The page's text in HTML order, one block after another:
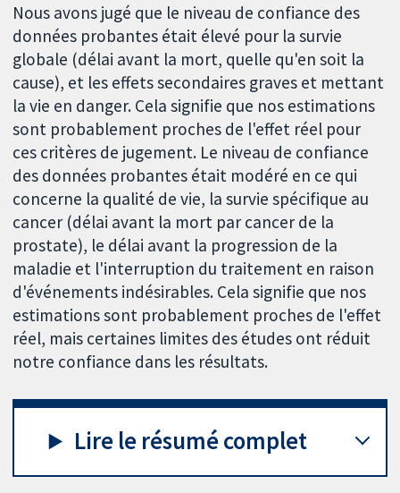
Nous avons jugé que le niveau de confiance des
données probantes était élevé pour la survie
globale (délai avant la mort, quelle qu'en soit la
cause), et les effets secondaires graves et mettant
la vie en danger. Cela signifie que nos estimations
sont probablement proches de l'effet réel pour
ces critères de jugement. Le niveau de confiance
des données probantes était modéré en ce qui
concerne la qualité de vie, la survie spécifique au
cancer (délai avant la mort par cancer de la
prostate), le délai avant la progression de la
maladie et l'interruption du traitement en raison
d'événements indésirables. Cela signifie que nos
estimations sont probablement proches de l'effet
réel, mais certaines limites des études ont réduit
notre confiance dans les résultats.
Lire le résumé complet